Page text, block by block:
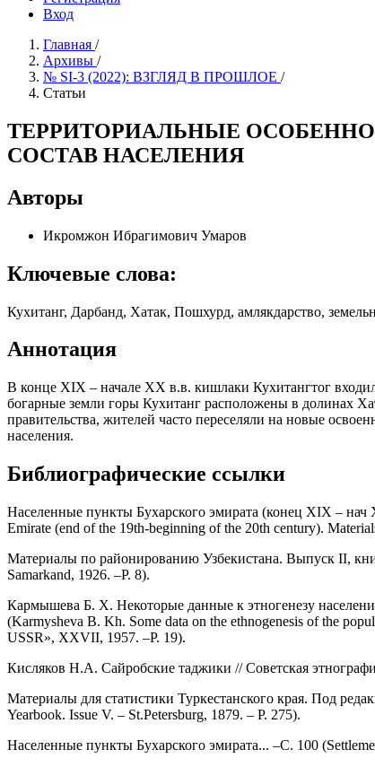
Вход
Главная /
Архивы /
№ SI-3 (2022): ВЗГЛЯД В ПРОШЛОЕ /
Статьи
ТЕРРИТОРИАЛЬНЫЕ
СОСТАВ НАСЕЛЕНИЯ
Авторы
Икромжон Ибрагимович Умаров
Ключевые слова:
Кухитанг, Дарбанд, Хатак, Пошхурд, амлякдарство,
Аннотация
В конце XIX – начале ХХ в.в. кишлаки Кухитангтог
богарные земли горы Кухитанг расположены в долинах
правительства, жителей часто переселяли на новые
населения.
Библиографические ссылки
Населенные пункты Бухарского эмирата (конец XIX –
Emirate (end of the 19th-beginning of the 20th century).
Материалы по районированию Узбекистана. Выпуск II,
Samarkand, 1926. –P. 8).
Кармышева Б. X. Некоторые данные к этногенезу
(Karmysheva B. Kh. Some data on the ethnogenesis of the
USSR», XXVII, 1957. –P. 19).
Кисляков Н.А. Сайробские таджики // Советская
Материалы для статистики Туркестанского края. Под
Yearbook. Issue V. – St.Petersburg, 1879. – P. 275).
Населенные пункты Бухарского эмирата... –С. 100